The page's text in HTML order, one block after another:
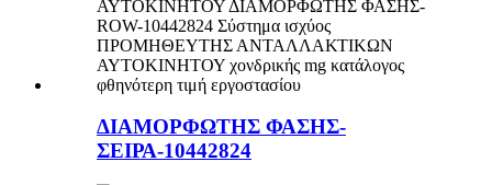
ΔΙΑΜΟΡΦΩΤΗΣ ΦΑΣΗΣ-
ΣΕΙΡΑ-10442824